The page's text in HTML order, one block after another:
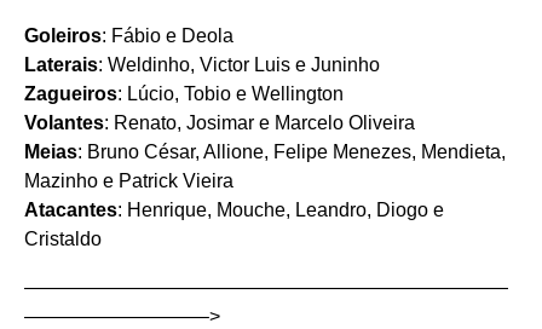
Goleiros: Fábio e Deola
Laterais: Weldinho, Victor Luis e Juninho
Zagueiros: Lúcio, Tobio e Wellington
Volantes: Renato, Josimar e Marcelo Oliveira
Meias: Bruno César, Allione, Felipe Menezes, Mendieta,
Mazinho e Patrick Vieira
Atacantes: Henrique, Mouche, Leandro, Diogo e
Cristaldo
—————————————————————————
—————————–>